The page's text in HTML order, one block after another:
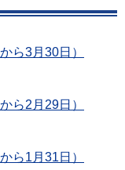
ら3月30日）
ら2月29日）
ら1月31日）